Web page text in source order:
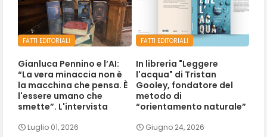
FATTI EDITORIALI
Gianluca Pennino e l’AI:
“La vera minaccia non è
la macchina che pensa. È
l'essere umano che
smette”. L'intervista
Luglio 01, 2026
FATTI EDITORIALI
In libreria "Leggere
l'acqua" di Tristan
Gooley, fondatore del
metodo di
“orientamento naturale”
Giugno 24, 2026